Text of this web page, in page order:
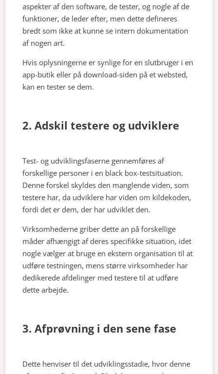
aspekter af den software, de tester, og nogle af de
funktioner, de leder efter, men dette defineres
bredt som ikke at kunne se intern dokumentation
af nogen art.
Hvis oplysningerne er synlige for en slutbruger i en
app-butik eller på download-siden på et websted,
kan en tester se dem.
2. Adskil testere og udviklere
Test- og udviklingsfaserne gennemføres af
forskellige personer i en black box-testsituation.
Denne forskel skyldes den manglende viden, som
testere har, da udviklere har viden om kildekoden,
fordi det er dem, der har udviklet den.
Virksomhederne griber dette an på forskellige
måder afhængigt af deres specifikke situation, idet
nogle vælger at bruge en ekstern organisation til at
udføre testningen, mens større virksomheder har
dedikerede afdelinger med testere til at udføre
dette arbejde.
3. Afprøvning i den sene fase
Dette henviser til det udviklingsstadie, hvor denne